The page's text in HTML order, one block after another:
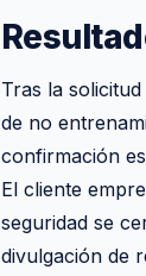
Tras la
de no
confirmación
El cliente
seguridad se
divulgación de